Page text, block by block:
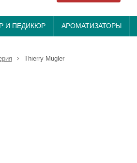
И ПЕДИКЮР АРОМАТИЗАТОРЫ
Thierry Mugler